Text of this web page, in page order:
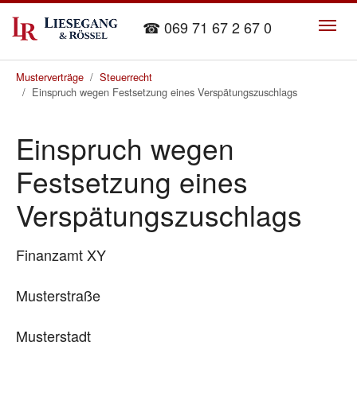
Skip to main content
☎ 069 71 67 2 67 0
You are here:
Musterverträge
Steuerrecht
Einspruch wegen Festsetzung eines Verspätungszuschlags
Einspruch wegen
Festsetzung eines
Verspätungszuschlags
Finanzamt XY
Musterstraße
Musterstadt